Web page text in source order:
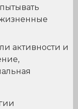
активности и